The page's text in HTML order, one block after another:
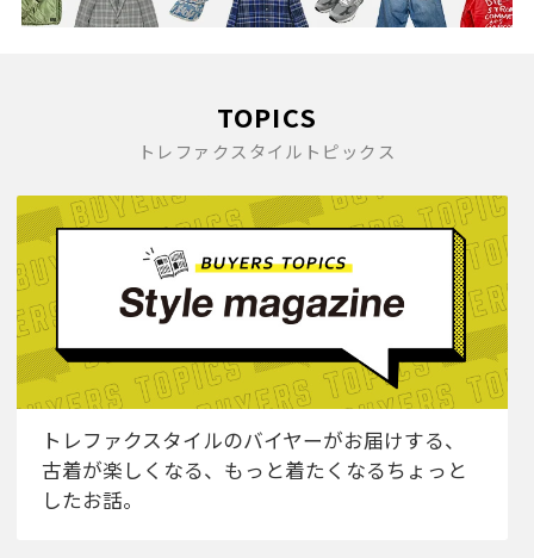
TOPICS
トレファクスタイルトピックス
トレファクスタイルのバイヤーがお届けする、
古着が楽しくなる、もっと着たくなるちょっと
したお話。